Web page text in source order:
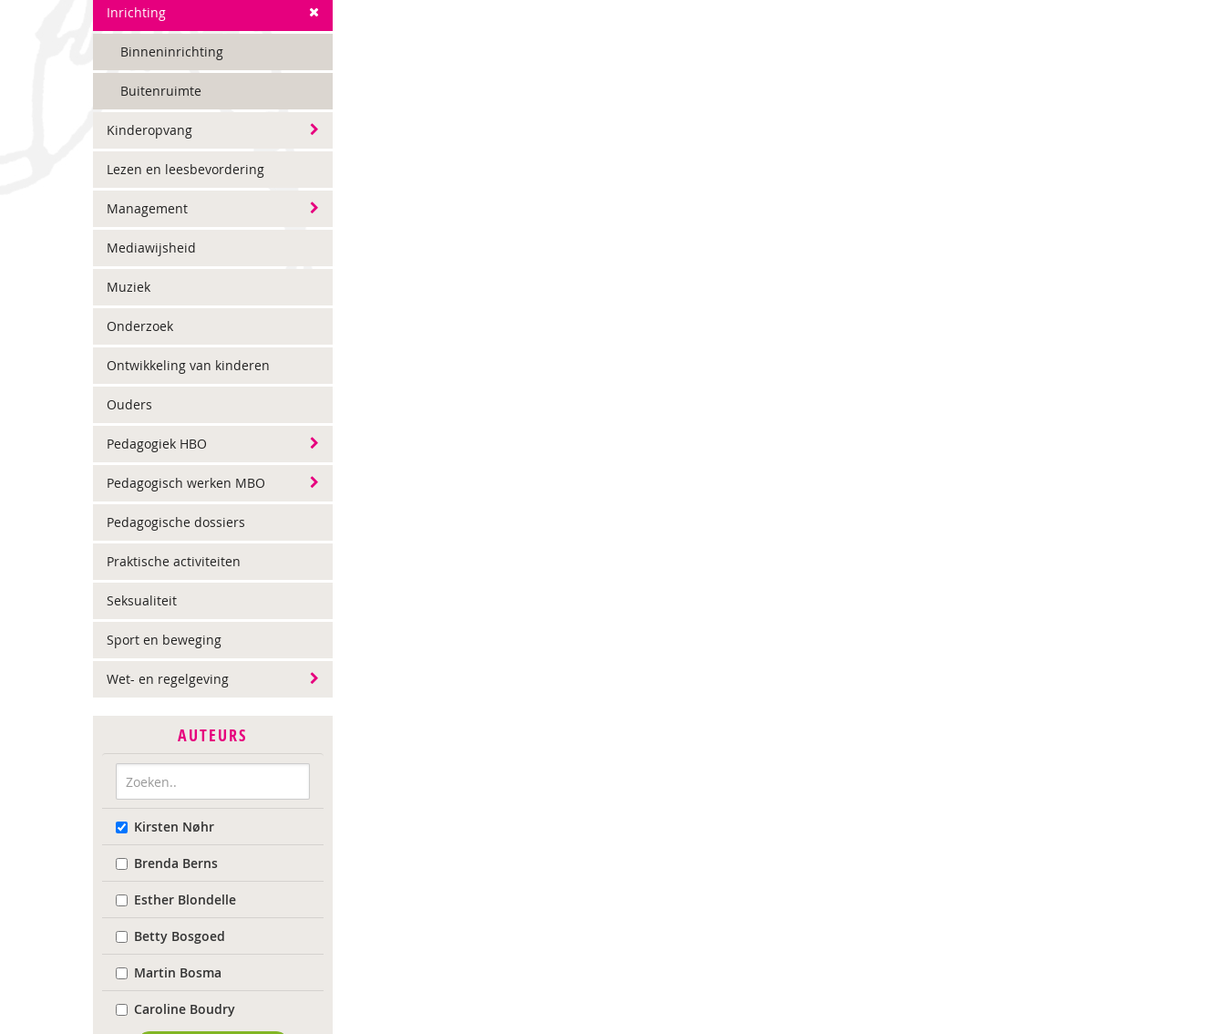
Inrichting
Binneninrichting
Buitenruimte
Kinderopvang
Lezen en leesbevordering
Management
Mediawijsheid
Muziek
Onderzoek
Ontwikkeling van kinderen
Ouders
Pedagogiek HBO
Pedagogisch werken MBO
Pedagogische dossiers
Praktische activiteiten
Seksualiteit
Sport en beweging
Wet- en regelgeving
AUTEURS
Kirsten Nøhr
Brenda Berns
Esther Blondelle
Betty Bosgoed
Martin Bosma
Caroline Boudry